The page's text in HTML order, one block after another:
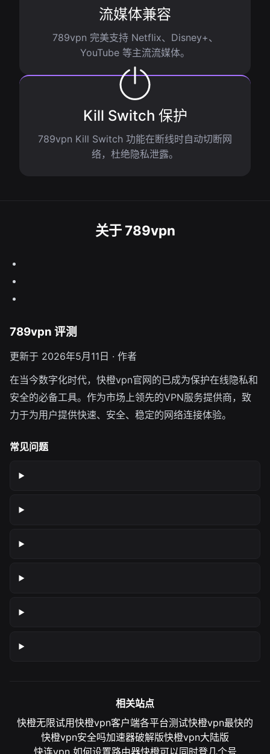
流媒体兼容
789vpn 完美支持 Netflix、Disney+、
YouTube 等主流流媒体。
Kill Switch 保护
789vpn Kill Switch 功能在断线时自动切断网
络，杜绝隐私泄露。
关于 789vpn
789vpn 评测
更新于 2026年5月11日 · 作者
在当今数字化时代，快橙vpn官网的已成为保护在线隐私和
安全的必备工具。作为市场上领先的VPN服务提供商，致
力于为用户提供快速、安全、稳定的网络连接体验。
常见问题
相关站点
快橙无限试用快橙vpn客户端各平台测试快橙vpn最快的
快橙vpn安全吗加速器破解版快橙vpn大陆版
快连vpn 如何设置路由器快橙可以同时登几个号